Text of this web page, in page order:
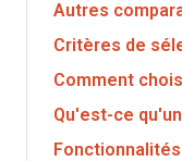
Autres
Critères de
Comment
Qu'est-ce
Fonctionnalités